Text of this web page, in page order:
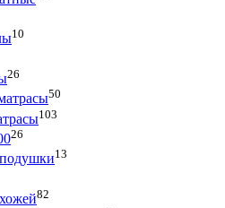
10
26
50
103
26
13
82